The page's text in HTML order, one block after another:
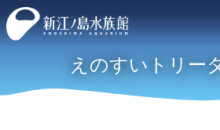
えのすいトリー